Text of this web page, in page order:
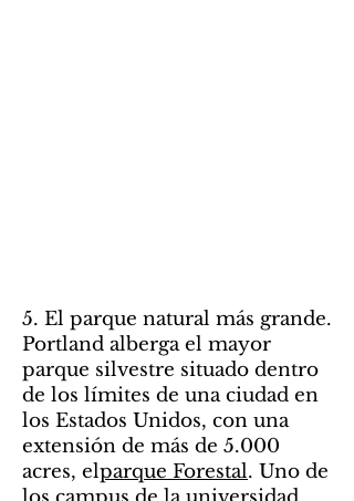
5. El parque natural más grande.
Portland alberga el mayor
parque silvestre situado dentro
de los límites de una ciudad en
los Estados Unidos, con una
extensión de más de 5.000
acres, elparque Forestal. Uno de